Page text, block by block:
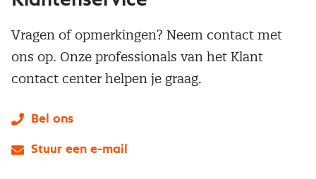
Vragen of opmerkingen? Neem contact met
ons op. Onze professionals van het Klant
contact center helpen je graag.
Bel ons
Stuur een e-mail